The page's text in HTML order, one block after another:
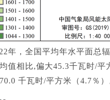
年，全国平均年水平面总
值相比,偏大45.3千瓦时/平
千瓦时/平方米（4.7％）